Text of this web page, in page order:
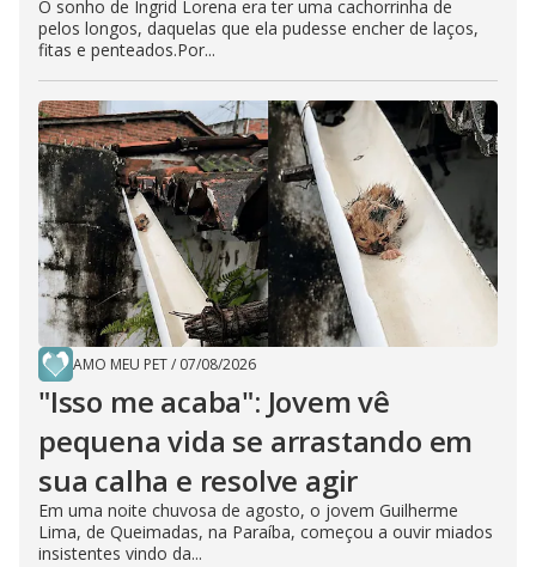
O sonho de Ingrid Lorena era ter uma cachorrinha de
pelos longos, daquelas que ela pudesse encher de laços,
fitas e penteados.Por...
AMO MEU PET/ 07/08/2026
"Isso me acaba": Jovem vê
pequena vida se arrastando em
sua calha e resolve agir
Em uma noite chuvosa de agosto, o jovem Guilherme
Lima, de Queimadas, na Paraíba, começou a ouvir miados
insistentes vindo da...